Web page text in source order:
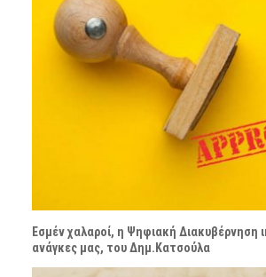
Εσμέν χαλαροί, η Ψηφιακή Διακυβέρνηση
ανάγκες μας, του Δημ.Κατσούλα